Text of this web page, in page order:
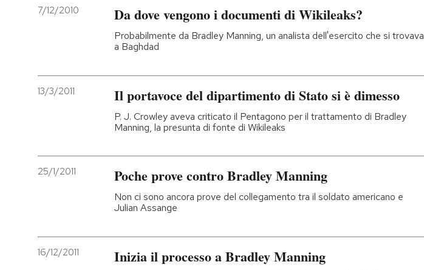
SHOP
AREA PERSONALE
7/12/2010 Da dove vengono i documenti di Wikileaks?
Probabilmente da Bradley Manning, un analista dell'esercito che si trovava
a Baghdad
13/3/2011 Il portavoce del dipartimento di Stato si è dimesso
P. J. Crowley aveva criticato il Pentagono per il trattamento di Bradley
Manning, la presunta di fonte di Wikileaks
25/1/2011 Poche prove contro Bradley Manning
Non ci sono ancora prove del collegamento tra il soldato americano e
Julian Assange
16/12/2011 Inizia il processo a Bradley Manning